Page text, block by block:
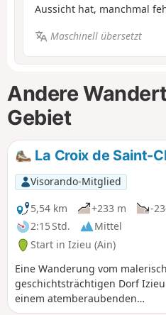
Aussicht hat, manchmal
Maschinell übersetzt
Andere
Gebiet
La Croix de Saint-
Visorando-Mitglied
5,54 km
+233 m
-
2:15 Std.
Mittel
Start in Izieu (Ain)
Eine Wanderung vom
geschichtsträchtigen Dorf
einem atemberaubenden